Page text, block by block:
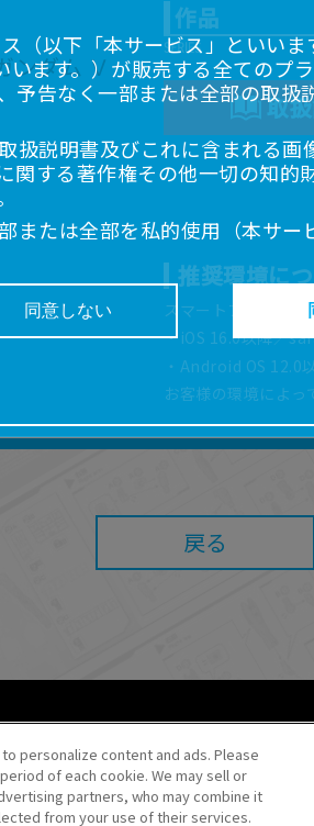
作品
取
推奨環境に
スマートフォン、タ
・iOS 16.0以降／
・Android OS 12.0
お客様の環境によっ
戻る
©Pokémon
personalize content and ads. Please
of each cookie. We may sell or
partners, who may combine it
from your use of their services.
（以下「本サービス」といいま
います。）が販売する全てのプ
予告なく一部または全部の取扱
扱説明書及びこれに含まれる画
関する著作権その他一切の知
または全部を私的使用（本サー
は禁止いたします。
お客様が購入された商品に同
り、取扱説明書の内容は予告な
確保に努めておりますが、取扱
、本サービスをご利用いただ
コンピューターウィルスに起因
条件を予告なく変更または停止
同意しない